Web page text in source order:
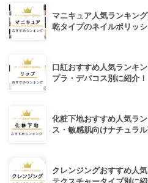
マニキュア人気ランキン
乾タイプのネイルポリッシ
口紅おすすめ人気ランキ
プラ・デパコス別に紹介！
化粧下地おすすめ人気ラ
ス・敏感肌向けナチュラ
クレンジングおすすめ人